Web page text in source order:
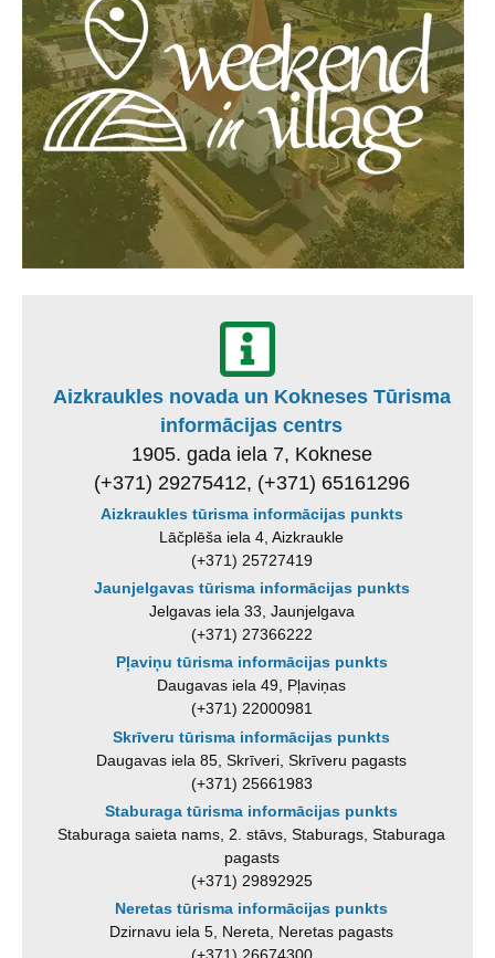
Aizkraukles novada un Kokneses Tūrisma
informācijas centrs
1905. gada iela 7, Koknese
(+371) 29275412, (+371) 65161296
Aizkraukles tūrisma informācijas punkts
Lāčplēša iela 4, Aizkraukle
(+371) 25727419
Jaunjelgavas tūrisma informācijas punkts
Jelgavas iela 33, Jaunjelgava
(+371) 27366222
Pļaviņu tūrisma informācijas punkts
Daugavas iela 49, Pļaviņas
(+371) 22000981
Skrīveru tūrisma informācijas punkts
Daugavas iela 85, Skrīveri, Skrīveru pagasts
(+371) 25661983
Staburaga tūrisma informācijas punkts
Staburaga saieta nams, 2. stāvs, Staburags, Staburaga
pagasts
(+371) 29892925
Neretas tūrisma informācijas punkts
Dzirnavu iela 5, Nereta, Neretas pagasts